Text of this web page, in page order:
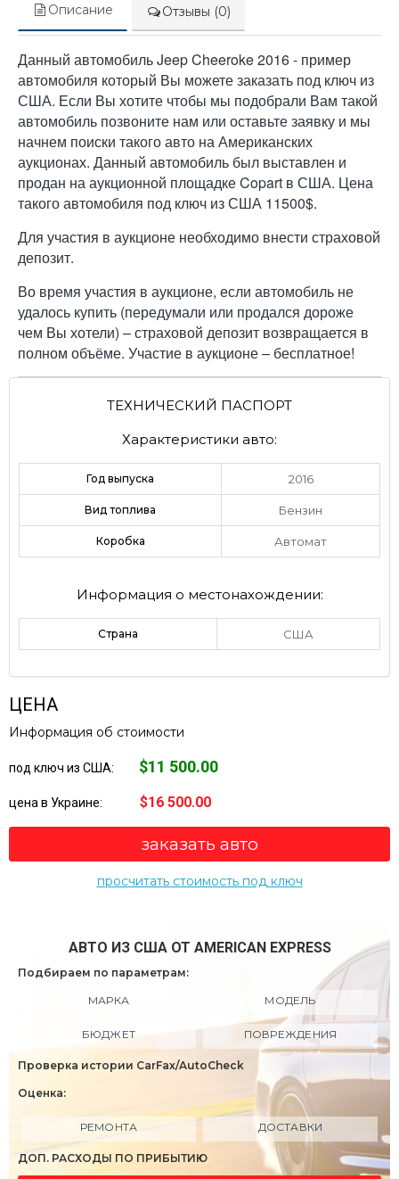
Описание Отзывы (0)
Данный автомобиль Jeep Cheeroke 2016 - пример
автомобиля который Вы можете заказать под ключ из
США. Если Вы хотите чтобы мы подобрали Вам такой
автомобиль позвоните нам или оставьте заявку и мы
начнем поиски такого авто на Американских
аукционах. Данный автомобиль был выставлен и
продан на аукционной площадке Copart в США. Цена
такого автомобиля под ключ из США 11500$.
Для участия в аукционе необходимо внести страховой
депозит.
Во время участия в аукционе, если автомобиль не
удалось купить (передумали или продался дороже
чем Вы хотели) – страховой депозит возвращается в
полном объёме. Участие в аукционе – бесплатное!
ТЕХНИЧЕСКИЙ ПАСПОРТ
Характеристики авто:
Год выпуска 2016
Вид топлива Бензин
Коробка Автомат
Информация о местонахождении:
Страна США
ЦЕНА
Информация об стоимости
под ключ из США: $11 500.00
цена в Украине: $16 500.00
заказать авто
просчитать стоимость под ключ
АВТО ИЗ США ОТ AMERICAN EXPRESS
Подбираем по параметрам:
МАРКА МОДЕЛЬ
БЮДЖЕТ ПОВРЕЖДЕНИЯ
Проверка истории CarFax/AutoCheck
Оценка:
РЕМОНТА ДОСТАВКИ
ДОП. РАСХОДЫ ПО ПРИБЫТИЮ